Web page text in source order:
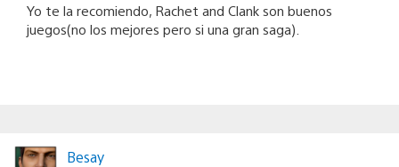
Yo te la recomiendo, Rachet and Clank son buenos
juegos(no los mejores pero si una gran saga).
Besay